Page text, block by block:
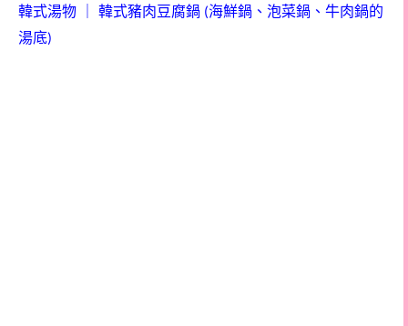
韓式湯物 韓式豬肉豆腐鍋 (海鮮鍋、泡菜鍋、牛肉鍋的
湯底)